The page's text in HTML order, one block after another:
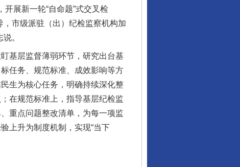
展新一轮“自命题”式交叉检
市级派驻（出）纪检监察机构加
。
基层监督薄弱环节，研究出台基
任务、规范标准、成效影响等方
生为核心任务，明确持续深化整
在规范标准上，指导基层纪检监
重点问题整改清单，为每一项监
上升为制度机制，实现“当下